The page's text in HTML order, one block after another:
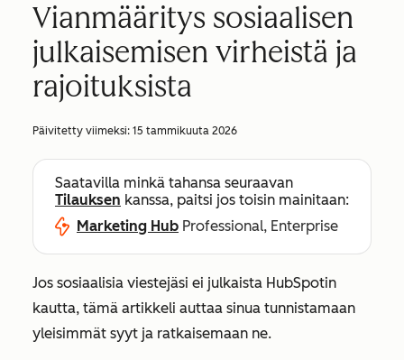
Vianmääritys sosiaalisen
julkaisemisen virheistä ja
rajoituksista
Päivitetty viimeksi: 15 tammikuuta 2026
Saatavilla minkä tahansa seuraavan
Tilauksen kanssa, paitsi jos toisin mainitaan:
Marketing Hub Professional, Enterprise
Jos sosiaalisia viestejäsi ei julkaista HubSpotin
kautta, tämä artikkeli auttaa sinua tunnistamaan
yleisimmät syyt ja ratkaisemaan ne.